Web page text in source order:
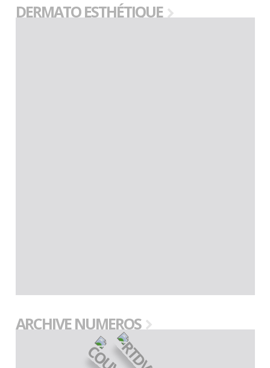
DERMATO ESTHÉTIQUE
ARCHIVE NUMEROS